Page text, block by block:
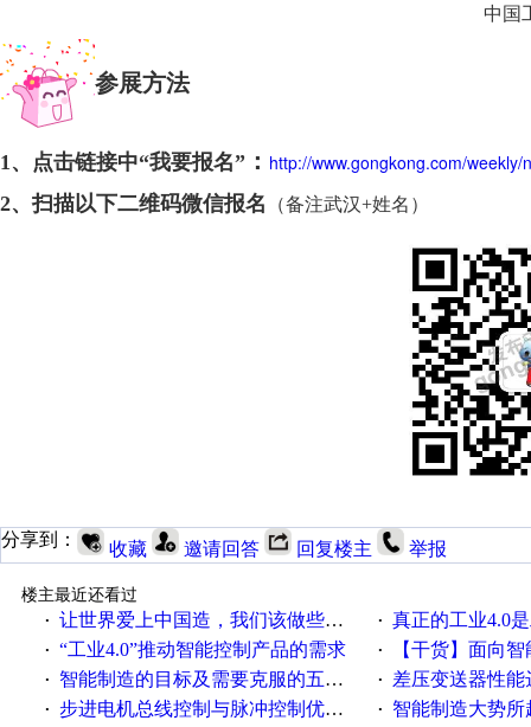
中国
参展方法
1、点击链接中“我要报名” ： http://www.gongkong.com/
2、扫描以下二维码微信报名
（备注武汉+姓名）
分享到： 收藏 邀请回答 回复楼主 举报
楼主最近还看过
· 让世界爱上中国造，我们该做些什么 · 真正的工业4.0
· “工业4.0”推动智能控制产品的需求 · 【干货】面向
· 智能制造的目标及需要克服的五个障碍 · 差压变送器性能达
· 步进电机总线控制与脉冲控制优缺点 · 智能制造大势所趋